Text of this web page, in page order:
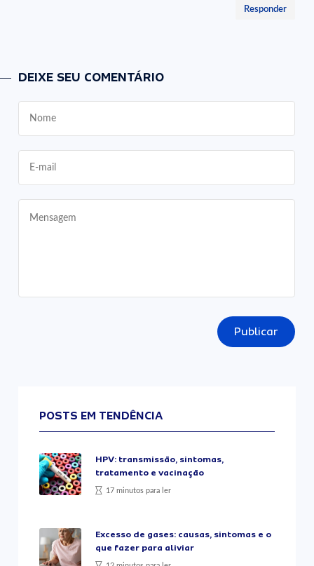
Responder
DEIXE SEU COMENTÁRIO
Publicar
POSTS EM TENDÊNCIA
HPV: transmissão, sintomas,
tratamento e vacinação
17 minutos para ler
Excesso de gases: causas, sintomas e o
que fazer para aliviar